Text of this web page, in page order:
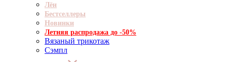
Лён
Бестселлеры
Новинки
Летняя распродажа до -50%
Вязаный трикотаж
Сэмпл